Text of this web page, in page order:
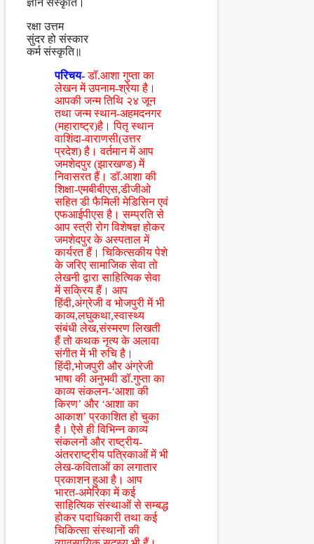
ज्ञान संस्कृति।
रक्षा उत्तम
सुंदर हो संस्कार
कर्म संस्कृति॥
परिचय-डॉ.आशा गुप्ता का
लेखन में उपनाम-श्रेया है।
आपकी जन्म तिथि २४ जून
तथा जन्म स्थान-अहमदनगर
(महाराष्ट्र)है। पितृ स्थान
वाशिंदा-वाराणसी(उत्तर
प्रदेश) है। वर्तमान में आप
जमशेदपुर (झारखण्ड) में
निवासरत हैं। डॉ.आशा की
शिक्षा-एमबीबीएस,डीजीओ
सहित डी फैमिली मेडिसिन एवं
एफआईपीएस है। सम्प्रति से
आप स्त्री रोग विशेषज्ञ होकर
जमशेदपुर के अस्पताल में
कार्यरत हैं। चिकित्सकीय पेशे
के जरिए सामाजिक सेवा तो
लेखनी द्वारा साहित्यिक सेवा
में सक्रिय हैं। आप
हिंदी,अंग्रेजी व भोजपुरी में भी
काव्य,लघुकथा,स्वास्थ्य
संबंधी लेख,संस्मरण लिखती
हैं तो कथक नृत्य के अलावा
संगीत में भी रुचि है।
हिंदी,भोजपुरी और अंग्रेजी
भाषा की अनुभवी डॉ.गुप्ता का
काव्य संकलन-‘आशा की
किरण’ और ‘आशा का
आकाश’ प्रकाशित हो चुका
है। ऐसे ही विभिन्न काव्य
संकलनों और राष्ट्रीय-
अंतरराष्ट्रीय पत्रिकाओं में भी
लेख-कविताओं का लगातार
प्रकाशन हुआ है। आप
भारत-अमेरिका में कई
साहित्यिक संस्थाओं से सम्बद्ध
होकर पदाधिकारी तथा कई
चिकित्सा संस्थानों की